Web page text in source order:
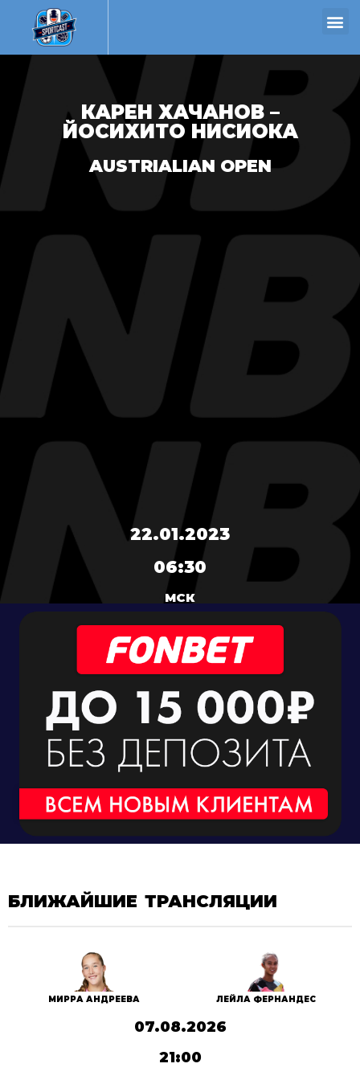
КАРЕН ХАЧАНОВ –
ЙОСИХИТО НИСИОКА
AUSTRIALIAN OPEN
22.01.2023
06:30
МСК
БЛИЖАЙШИЕ ТРАНСЛЯЦИИ
МИРРА АНДРЕЕВА ЛЕЙЛА ФЕРНАНДЕС
07.08.2026
21:00